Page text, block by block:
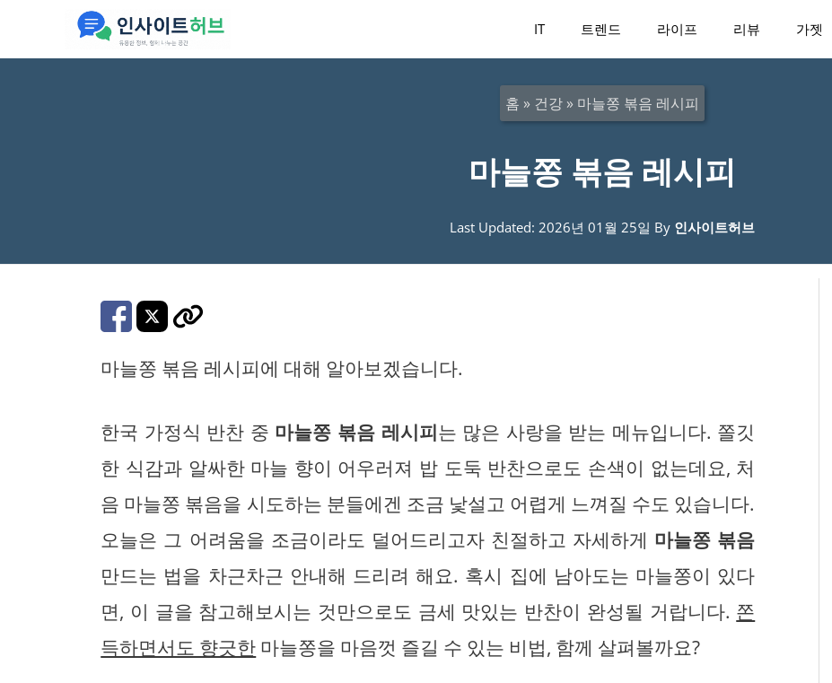
IT 트렌드 라이프 리뷰 가젯
홈 » 건강 » 마늘쫑 볶음 레시피
마늘쫑 볶음 레시피
Last Updated: 2026년 01월 25일 By 인사이트허브
마늘쫑 볶음 레시피에 대해 알아보겠습니다.
한국 가정식 반찬 중 마늘쫑 볶음 레시피는 많은 사랑을 받는 메뉴입니다. 쫄깃
한 식감과 알싸한 마늘 향이 어우러져 밥 도둑 반찬으로도 손색이 없는데요, 처
음 마늘쫑 볶음을 시도하는 분들에겐 조금 낯설고 어렵게 느껴질 수도 있습니다.
오늘은 그 어려움을 조금이라도 덜어드리고자 친절하고 자세하게 마늘쫑 볶음
만드는 법을 차근차근 안내해 드리려 해요. 혹시 집에 남아도는 마늘쫑이 있다
면, 이 글을 참고해보시는 것만으로도 금세 맛있는 반찬이 완성될 거랍니다. 쫀
득하면서도 향긋한 마늘쫑을 마음껏 즐길 수 있는 비법, 함께 살펴볼까요?